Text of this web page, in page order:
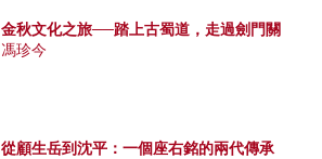
金秋文化之旅──踏上古蜀道，走過劍門關
馮珍今
從顧生岳到沈平：一個座右銘的兩代傳承